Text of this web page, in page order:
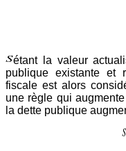
étant la valeur
publique existante et
fiscale est alors
une règle qui
la dette publique